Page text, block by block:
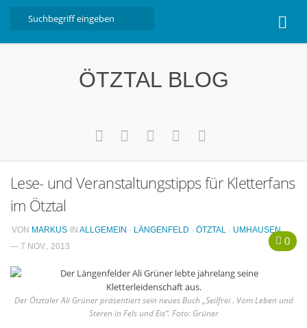
Nützliche Informationen
Free W-LAN Verzeichnis Ötztal
Kostenloser Bustransfer ins Gletscherskigebiet von
Impressum
Datenschutzerklärung
ÖTZTAL BLOG
Lese- und Veranstaltungstipps für Kletterfans
im Ötztal
0
VON MARKUS IN ALLGEMEIN · LÄNGENFELD · ÖTZTAL · UMHAUSEN
— 7 NOV., 2013
Der Ötztaler Ali Grüner präsentiert sein neues Buch „Seilfrei . Vom Leben und
Steren in Fels und Eis“. Foto: Grüner